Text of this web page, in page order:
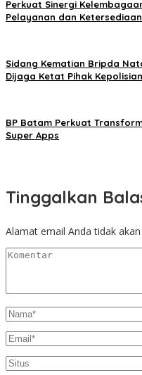
Perkuat Sinergi
Pelayanan dan
Sidang Kematian Bripda
Dijaga Ketat Pihak Kepolisian
BP Batam Perkuat
Super Apps
Tinggalkan
Alamat email Anda tidak